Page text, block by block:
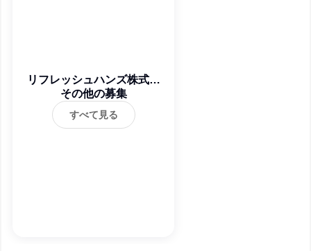
リフレッシュハンズ株式会
社
その他の募集
すべて見る